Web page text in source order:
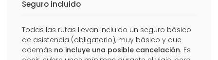
Seguro incluido
Todas las rutas llevan incluido un seguro básico
de asistencia (obligatorio), muy básico y que
además no incluye una posible cancelación. Es